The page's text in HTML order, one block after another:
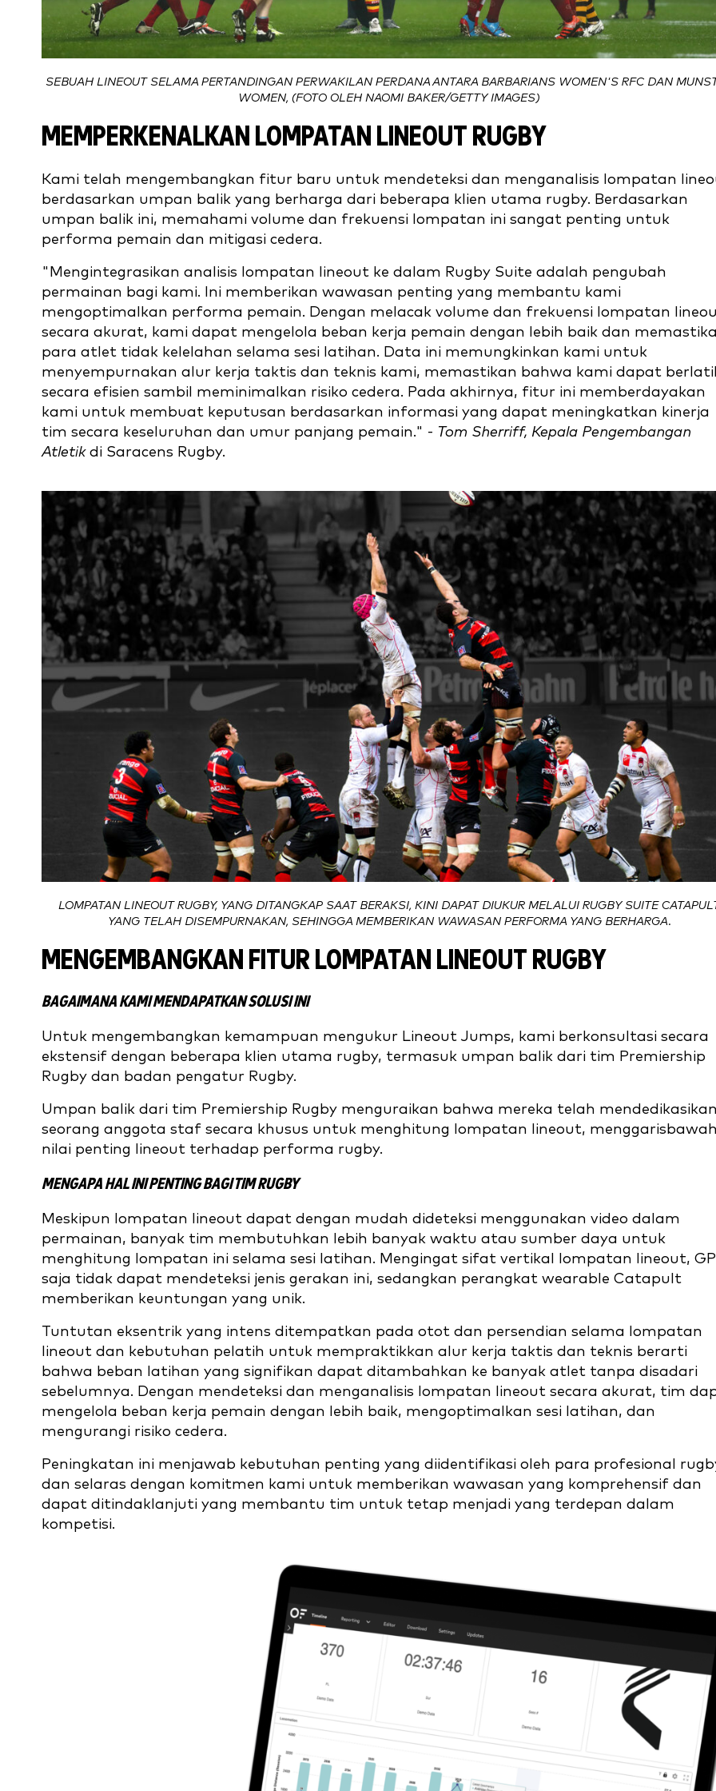
SEBUAH LINEOUT SELAMA PERTANDINGAN PERWAKILAN PERDANA ANTARA BARBARIANS WOMEN'S RFC DAN
WOMEN, (FOTO OLEH NAOMI BAKER/GETTY IMAGES)
MEMPERKENALKAN LOMPATAN LINEOUT RUGBY
Kami telah mengembangkan fitur baru untuk mendeteksi dan menganalisis lompatan
berdasarkan umpan balik yang berharga dari beberapa klien utama rugby. Berdasarkan
umpan balik ini, memahami volume dan frekuensi lompatan ini sangat penting untuk
performa pemain dan mitigasi cedera.
"Mengintegrasikan analisis lompatan lineout ke dalam Rugby Suite adalah pengubah
permainan bagi kami. Ini memberikan wawasan penting yang membantu kami
mengoptimalkan performa pemain. Dengan melacak volume dan frekuensi lompatan
secara akurat, kami dapat mengelola beban kerja pemain dengan lebih baik dan
para atlet tidak kelelahan selama sesi latihan. Data ini memungkinkan kami untuk
menyempurnakan alur kerja taktis dan teknis kami, memastikan bahwa kami dapat
secara efisien sambil meminimalkan risiko cedera. Pada akhirnya, fitur ini memberdayakan
kami untuk membuat keputusan berdasarkan informasi yang dapat meningkatkan kinerja
tim secara keseluruhan dan umur panjang pemain." - Tom Sherriff, Kepala Pengembangan
Atletikdi Saracens Rugby.
LOMPATAN LINEOUT RUGBY, YANG DITANGKAP SAAT BERAKSI, KINI DAPAT DIUKUR MELALUI RUGBY SUITE
YANG TELAH DISEMPURNAKAN, SEHINGGA MEMBERIKAN WAWASAN PERFORMA YANG BERHARGA.
MENGEMBANGKAN FITUR LOMPATAN LINEOUT RUGBY
BAGAIMANA KAMI MENDAPATKAN SOLUSI INI
Untuk mengembangkan kemampuan mengukur Lineout Jumps, kami berkonsultasi secara
ekstensif dengan beberapa klien utama rugby, termasuk umpan balik dari tim Premiership
Rugby dan badan pengatur Rugby.
Umpan balik dari tim Premiership Rugby menguraikan bahwa mereka telah
seorang anggota staf secara khusus untuk menghitung lompatan lineout,
nilai penting lineout terhadap performa rugby.
MENGAPA HAL INI PENTING BAGI TIM RUGBY
Meskipun lompatan lineout dapat dengan mudah dideteksi menggunakan video dalam
permainan, banyak tim membutuhkan lebih banyak waktu atau sumber daya untuk
menghitung lompatan ini selama sesi latihan. Mengingat sifat vertikal lompatan lineout,
saja tidak dapat mendeteksi jenis gerakan ini, sedangkan perangkat wearable Catapult
memberikan keuntungan yang unik.
Tuntutan eksentrik yang intens ditempatkan pada otot dan persendian selama lompatan
lineout dan kebutuhan pelatih untuk mempraktikkan alur kerja taktis dan teknis berarti
bahwa beban latihan yang signifikan dapat ditambahkan ke banyak atlet tanpa disadari
sebelumnya. Dengan mendeteksi dan menganalisis lompatan lineout secara akurat, tim
mengelola beban kerja pemain dengan lebih baik, mengoptimalkan sesi latihan, dan
mengurangi risiko cedera.
Peningkatan ini menjawab kebutuhan penting yang diidentifikasi oleh para profesional
dan selaras dengan komitmen kami untuk memberikan wawasan yang komprehensif dan
dapat ditindaklanjuti yang membantu tim untuk tetap menjadi yang terdepan dalam
kompetisi.